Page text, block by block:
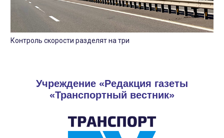
Контроль скорости разделят на три
Учреждение «Редакция газеты
«Транспортный вестник»